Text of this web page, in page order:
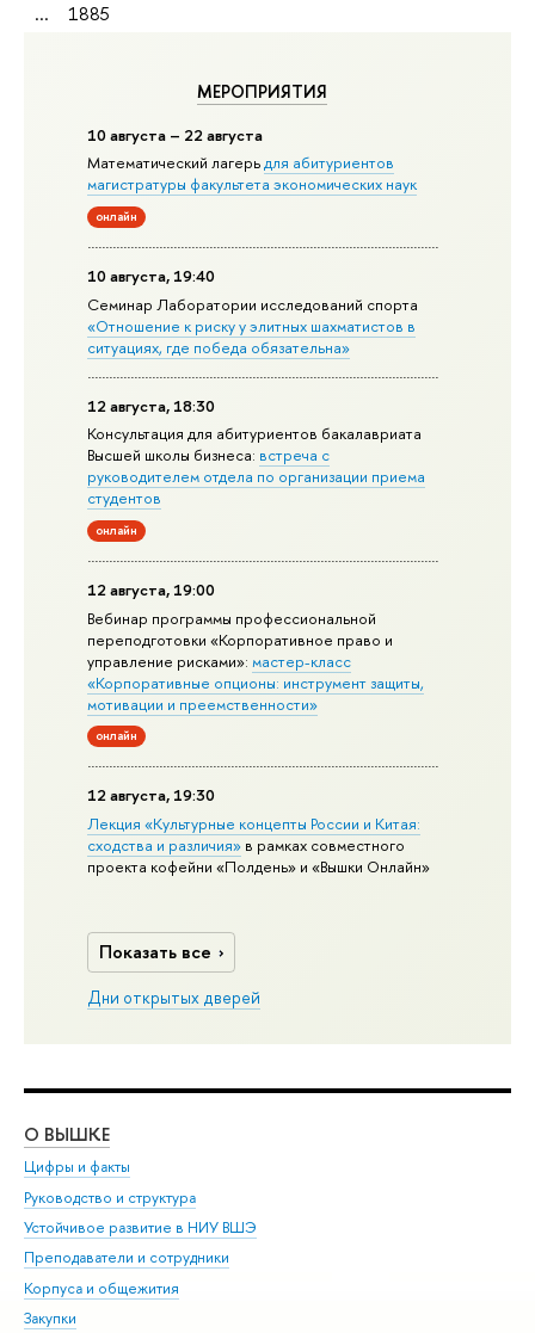
МЕРОПРИЯТИЯ
10 августа – 22 августа
Математический лагерьдля абитуриентов
магистратуры факультета экономических наук
онлайн
10 августа, 19:40
Семинар Лаборатории исследований спорта
«Отношение к риску у элитных шахматистов в
ситуациях, где победа обязательна»
12 августа, 18:30
Консультация для абитуриентов бакалавриата
Высшей школы бизнеса: встреча с
руководителем отдела по организации приема
студентов
онлайн
12 августа, 19:00
Вебинар программы профессиональной
переподготовки «Корпоративное право и
управление рисками»:мастер-класс
«Корпоративные опционы: инструмент защиты,
мотивации и преемственности»
онлайн
12 августа, 19:30
Лекция «Культурные концепты России и Китая:
сходства и различия» в рамках совместного
проекта кофейни «Полдень» и «Вышки Онлайн»
Показать все
Дни открытых дверей
...
1885
О ВЫШКЕ
Цифры и факты
Руководство и структура
Устойчивое развитие в НИУ ВШЭ
Преподаватели и сотрудники
Корпуса и общежития
Закупки